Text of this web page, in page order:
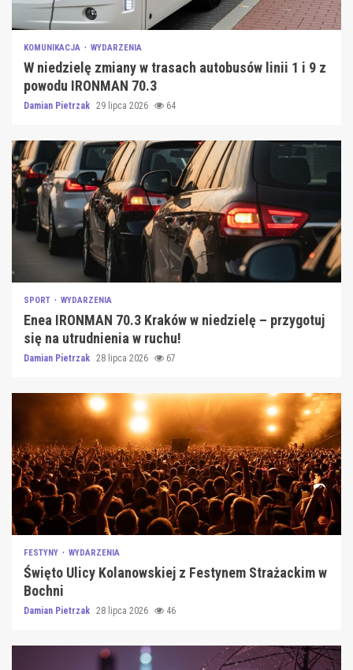
KOMUNIKACJA WYDARZENIA
W niedzielę zmiany w trasach autobusów linii 1 i 9 z
powodu IRONMAN 70.3
Damian Pietrzak 29 lipca 2026 64
SPORT WYDARZENIA
Enea IRONMAN 70.3 Kraków w niedzielę – przygotuj
się na utrudnienia w ruchu!
Damian Pietrzak 28 lipca 2026 67
FESTYNY WYDARZENIA
Święto Ulicy Kolanowskiej z Festynem Strażackim w
Bochni
Damian Pietrzak 28 lipca 2026 46